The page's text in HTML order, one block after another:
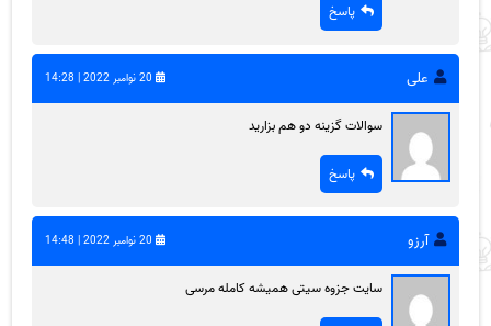
پاسخ
علی 20 نوامبر 2022 | 14:28
سوالات گزینه دو هم بزارید
پاسخ
آرزو 20 نوامبر 2022 | 14:48
سایت جزوه سیتی همیشه کامله مرسی